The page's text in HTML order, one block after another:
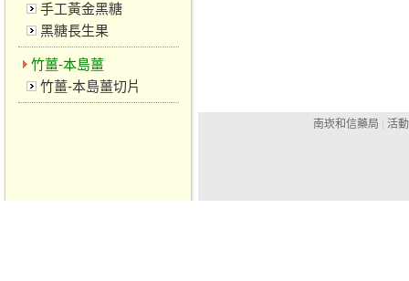
手工黃金黑糖
黑糖長生果
竹薑-本島薑
竹薑-本島薑切片
南崁和信藥局 | 活